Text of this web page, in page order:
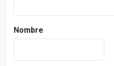
Nombre